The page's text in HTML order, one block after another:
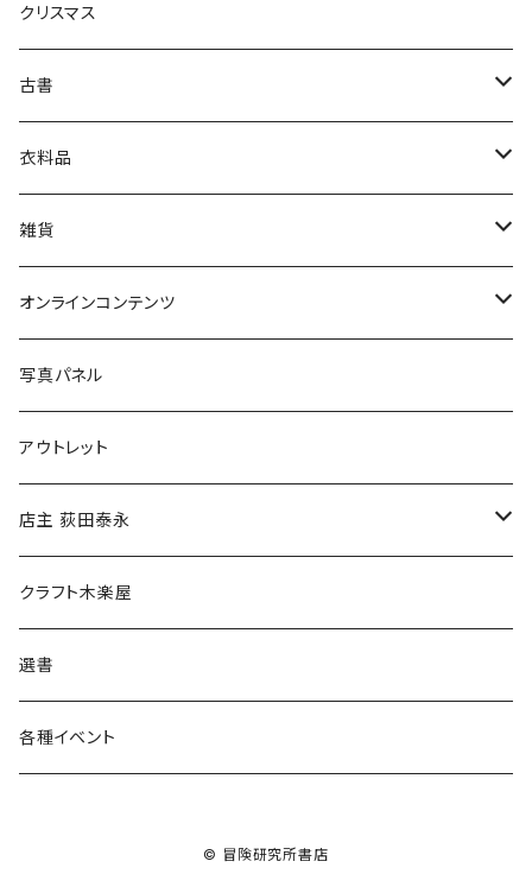
芸術・絵画・写真
絵本・児童書
娯楽・エンターテインメント
クリスマス
古書
古書セット
美術
衣料品
POLEWARDS
Tシャツ
雑貨
バッグ
ブックカバー
マグカップ
傘
食料品
その他
オンラインコンテンツ
冒険クロストーク
写真パネル
アウトレット
店主 荻田泰永
書籍
ウェア
クラフト木楽屋
選書
各種イベント
© 冒険研究所書店